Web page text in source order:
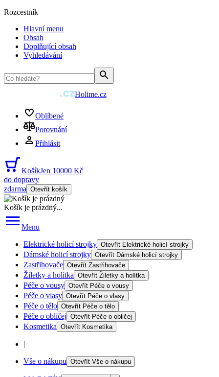
Rozcestník
Hlavní menu
Obsah
Doplňující obsah
Vyhledávání
Holime.cz
Oblíbené
Porovnání
Přihlásit
KošíkJen 10000 Kč
do dopravy
zdarma Otevřít košík
Košík je prázdný...
Menu
Elektrické holicí strojky Otevřít Elektrické holicí strojky
Dámské holicí strojky Otevřít Dámské holicí strojky
Zastřihovače Otevřít Zastřihovače
Žiletky a holítka Otevřít Žiletky a holítka
Péče o vousy Otevřít Péče o vousy
Péče o vlasy Otevřít Péče o vlasy
Péče o tělo Otevřít Péče o tělo
Péče o obličej Otevřít Péče o obličej
Kosmetika Otevřít Kosmetika
|
Vše o nákupu Otevřít Vše o nákupu